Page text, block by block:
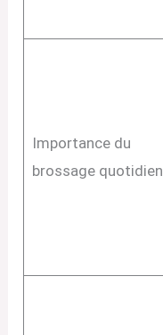
Importance du
brossage quotidien